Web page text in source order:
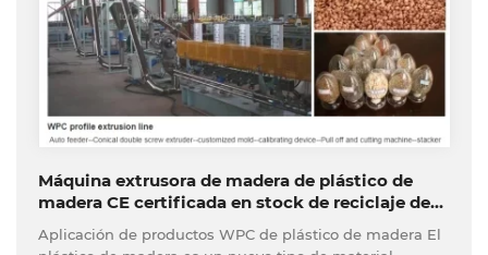
Máquina extrusora de madera de plástico de
madera CE certificada en stock de reciclaje de
Aplicación de productos WPC de plástico de madera El